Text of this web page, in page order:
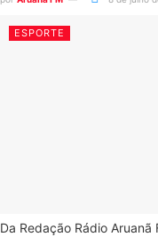
ESPORTE
Da Redação Rádio